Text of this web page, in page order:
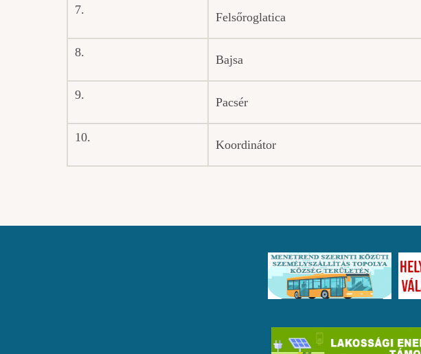
7.
Felsőroglatica
8.
Bajsa
9.
Pacsér
10.
Koordinátor